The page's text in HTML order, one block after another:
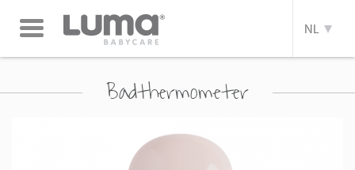
Toggle
navigation
NL
Badthermometer